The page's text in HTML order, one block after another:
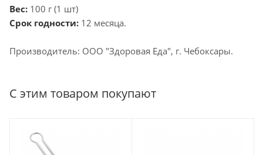
Вес: 100 г (1 шт)
Срок годности: 12 месяца.
Производитель: ООО "Здоровая Еда", г. Чебоксары.
С этим товаром покупают